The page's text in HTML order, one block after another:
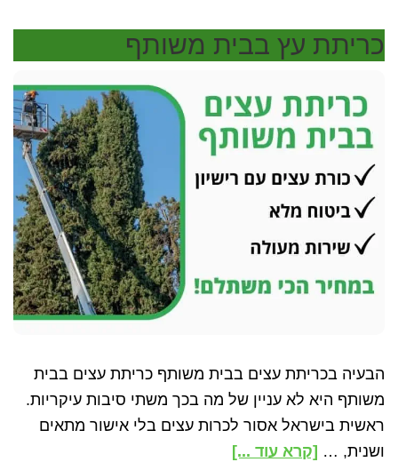
כסף
בגיזום
עצים
כריתת עץ בבית משותף
הבעיה בכריתת עצים בבית משותף כריתת עצים בבית
משותף היא לא עניין של מה בכך משתי סיבות עיקריות.
ראשית בישראל אסור לכרות עצים בלי אישור מתאים
ושנית, … [קרא עוד ...]about